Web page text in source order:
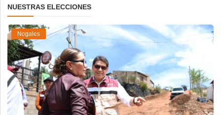
NUESTRAS ELECCIONES
Nogales